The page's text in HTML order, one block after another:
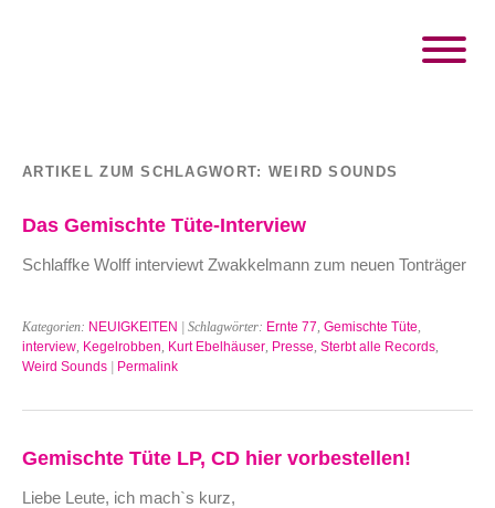
ARTIKEL ZUM SCHLAGWORT: WEIRD SOUNDS
Das Gemischte Tüte-Interview
Schlaffke Wolff interviewt Zwakkelmann zum neuen Tonträger
Kategorien: NEUIGKEITEN | Schlagwörter: Ernte 77, Gemischte Tüte,
interview, Kegelrobben, Kurt Ebelhäuser, Presse, Sterbt alle Records,
Weird Sounds
Permalink
Gemischte Tüte LP, CD hier vorbestellen!
Liebe Leute, ich mach`s kurz,